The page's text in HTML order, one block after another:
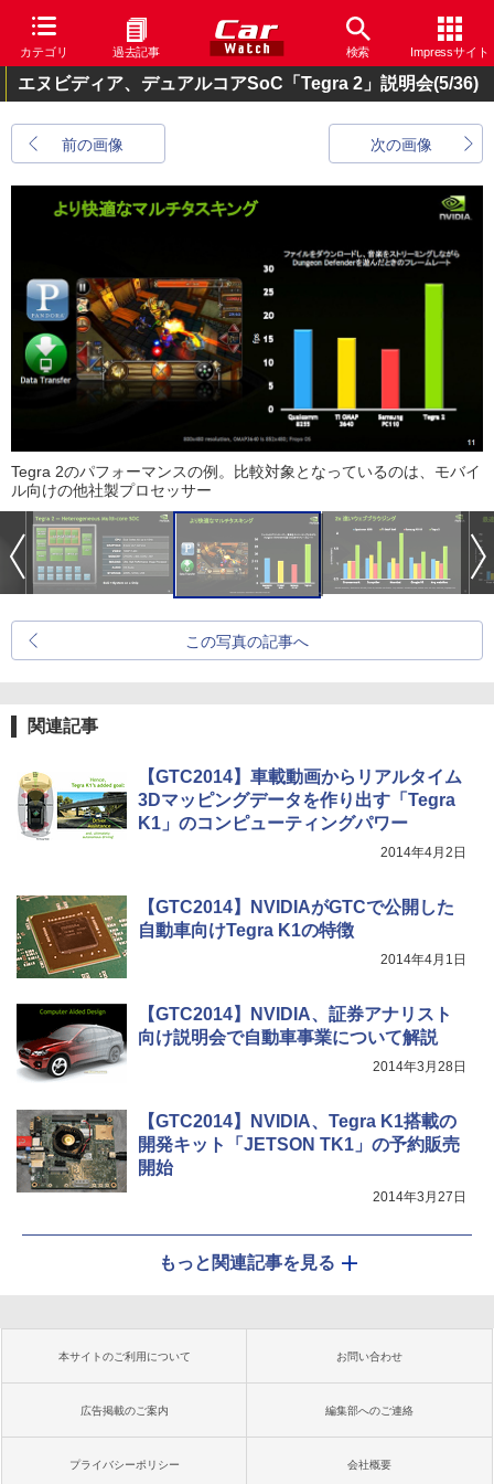
カテゴリ 過去記事 検索 Impressサイト
エヌビディア、デュアルコアSoC「Tegra 2」説明会(5/36)
前の画像 次の画像
Tegra 2のパフォーマンスの例。比較対象となっているのは、モバイ
ル向けの他社製プロセッサー
この写真の記事へ
関連記事
【GTC2014】車載動画からリアルタイム
3Dマッピングデータを作り出す「Tegra
K1」のコンピューティングパワー
2014年4月2日
【GTC2014】NVIDIAがGTCで公開した
自動車向けTegra K1の特徴
2014年4月1日
【GTC2014】NVIDIA、証券アナリスト
向け説明会で自動車事業について解説
2014年3月28日
【GTC2014】NVIDIA、Tegra K1搭載の
開発キット「JETSON TK1」の予約販売
開始
2014年3月27日
もっと関連記事を見る
本サイトのご利用について お問い合わせ
広告掲載のご案内 編集部へのご連絡
プライバシーポリシー 会社概要